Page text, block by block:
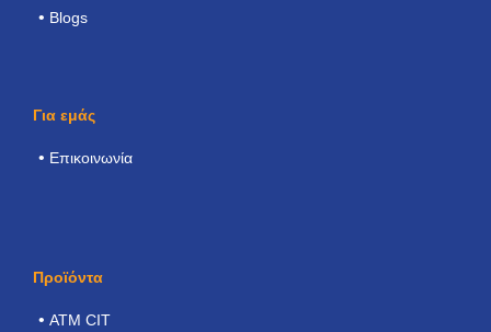
Blogs
Για εμάς
Επικοινωνία
Προϊόντα
ΑΤΜ CIT